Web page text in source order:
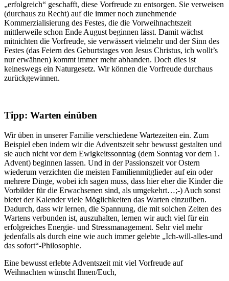
„erfolgreich“ geschafft, diese Vorfreude zu entsorgen. Sie verweisen
(durchaus zu Recht) auf die immer noch zunehmende
Kommerzialisierung des Festes, die die Vorweihnachtszeit
mittlerweile schon Ende August beginnen lässt. Damit wächst
mitnichten die Vorfreude, sie verwässert vielmehr und der Sinn des
Festes (das Feiern des Geburtstages von Jesus Christus, ich wollt’s
nur erwähnen) kommt immer mehr abhanden. Doch dies ist
keineswegs ein Naturgesetz. Wir können die Vorfreude durchaus
zurückgewinnen.
Tipp: Warten einüben
Wir üben in unserer Familie verschiedene Wartezeiten ein. Zum
Beispiel eben indem wir die Adventszeit sehr bewusst gestalten und
sie auch nicht vor dem Ewigkeitssonntag (dem Sonntag vor dem 1.
Advent) beginnen lassen. Und in der Passionszeit vor Ostern
wiederum verzichten die meisten Familienmitglieder auf ein oder
mehrere Dinge, wobei ich sagen muss, dass hier eher die Kinder die
Vorbilder für die Erwachsenen sind, als umgekehrt…;-) Auch sonst
bietet der Kalender viele Möglichkeiten das Warten einzuüben.
Dadurch, dass wir lernen, die Spannung, die mit solchen Zeiten des
Wartens verbunden ist, auszuhalten, lernen wir auch viel für ein
erfolgreiches Energie- und Stressmanagement. Sehr viel mehr
jedenfalls als durch eine wie auch immer gelebte „Ich-will-alles-und
das sofort“-Philosophie.
Eine bewusst erlebte Adventszeit mit viel Vorfreude auf
Weihnachten wünscht Ihnen/Euch,